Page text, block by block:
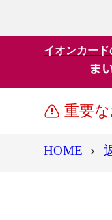
イオンカー
重要
HOME